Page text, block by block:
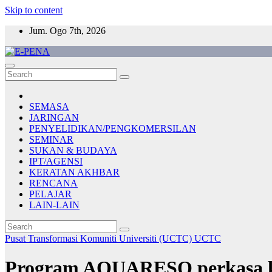
Skip to content
Jum. Ogo 7th, 2026
E-PENA
Berita Digital Terkini
SEMASA
JARINGAN
PENYELIDIKAN/PENGKOMERSILAN
SEMINAR
SUKAN & BUDAYA
IPT/AGENSI
KERATAN AKHBAR
RENCANA
PELAJAR
LAIN-LAIN
Pusat Transformasi Komuniti Universiti (UCTC) UCTC